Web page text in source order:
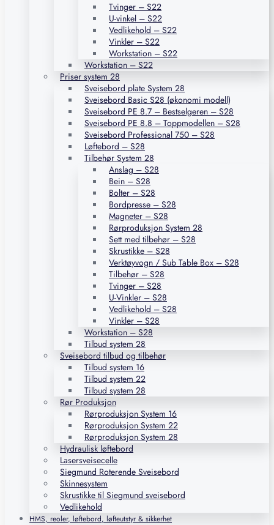
Tvinger – S22
U-vinkel – S22
Vedlikehold – S22
Vinkler – S22
Workstation – S22
Workstation – S22
Priser system 28
Sveisebord plate System 28
Sveisebord Basic S28 (økonomi modell)
Sveisebord PE 8.7 – Bestselgeren – S28
Sveisebord PE 8.8 – Toppmodellen – S28
Sveisebord Professional 750 – S28
Løftebord – S28
Tilbehør System 28
Anslag – S28
Bein – S28
Bolter – S28
Bordpresse – S28
Magneter – S28
Rørproduksjon System 28
Sett med tilbehør – S28
Skrustikke – S28
Verktøyvogn / Sub Table Box – S28
Tilbehør – S28
Tvinger – S28
U-Vinkler – S28
Vedlikehold – S28
Vinkler – S28
Workstation – S28
Tilbud system 28
Sveisebord tilbud og tilbehør
Tilbud system 16
Tilbud system 22
Tilbud system 28
Rør Produksjon
Rørproduksjon System 16
Rørproduksjon System 22
Rørproduksjon System 28
Hydraulisk løftebord
Lasersveisecelle
Siegmund Roterende Sveisebord
Skinnesystem
Skrustikke til Siegmund sveisebord
Vedlikehold
HMS, reoler, løftebord, løfteutstyr & sikkerhet